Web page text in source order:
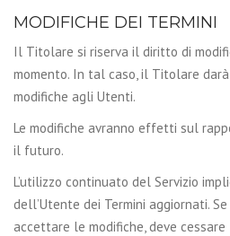
MODIFICHE DEI TERMINI
Il Titolare si riserva il diritto di
momento. In tal caso, il Titolare
modifiche agli Utenti.
Le modifiche avranno effetti sul
il futuro.
L’utilizzo continuato del Servizio
dell’Utente dei Termini aggiornati.
accettare le modifiche, deve cessare